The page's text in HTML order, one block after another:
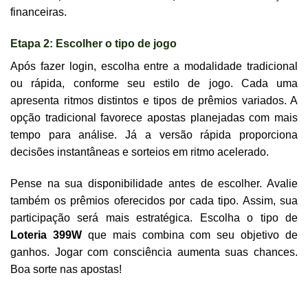
financeiras.
Etapa 2: Escolher o tipo de jogo
Após fazer login, escolha entre a modalidade tradicional
ou rápida, conforme seu estilo de jogo. Cada uma
apresenta ritmos distintos e tipos de prêmios variados. A
opção tradicional favorece apostas planejadas com mais
tempo para análise. Já a versão rápida proporciona
decisões instantâneas e sorteios em ritmo acelerado.
Pense na sua disponibilidade antes de escolher. Avalie
também os prêmios oferecidos por cada tipo. Assim, sua
participação será mais estratégica. Escolha o tipo de
Loteria 399Wque mais combina com seu objetivo de
ganhos. Jogar com consciência aumenta suas chances.
Boa sorte nas apostas!